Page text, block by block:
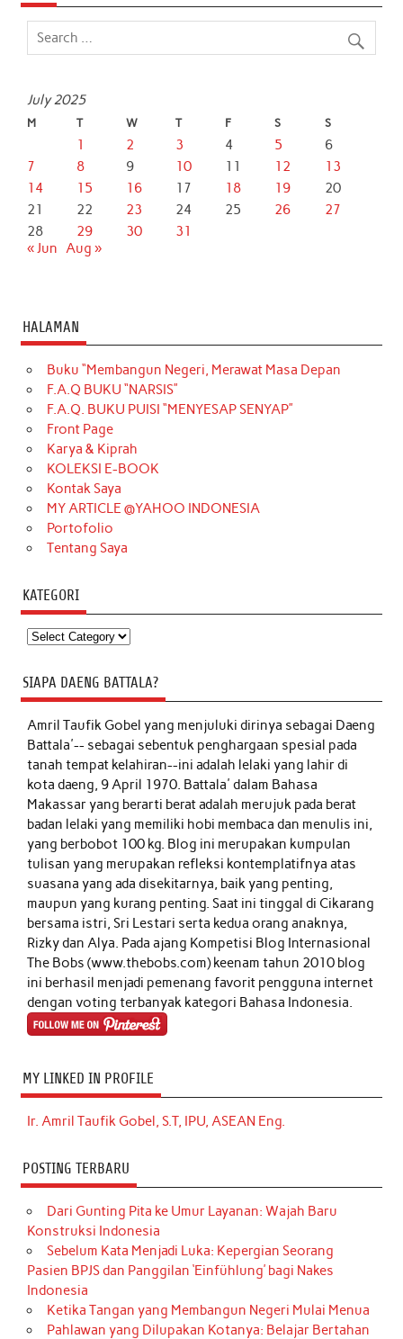
July 2025
M T W T F S S
1 2 3 4 5
6
7
8 9 10 11 12
13
14
15 16 17 18 19
20
21
22 23 24 25 26
27
28
29 30
31
« Jun
Aug »
HALAMAN
Buku “Membangun Negeri, Merawat Masa Depan
F.A.Q BUKU “NARSIS”
F.A.Q. BUKU PUISI “MENYESAP SENYAP”
Front Page
Karya & Kiprah
KOLEKSI E-BOOK
Kontak Saya
MY ARTICLE @YAHOO INDONESIA
Portofolio
Tentang Saya
KATEGORI
Kategori
SIAPA DAENG BATTALA?
Amril Taufik Gobelyang menjuluki dirinya sebagai Daeng
Battala'-- sebagai sebentuk penghargaan spesial pada
tanah tempat kelahiran--ini adalah lelaki yang lahir di
kota daeng, 9 April 1970. Battala' dalam Bahasa
Makassar yang berarti berat adalah merujuk pada berat
badan lelaki yang memiliki hobi membaca dan menulis ini,
yang berbobot 100 kg. Blog ini merupakan kumpulan
tulisan yang merupakan refleksi kontemplatifnya atas
suasana yang ada disekitarnya, baik yang penting,
maupun yang kurang penting. Saat ini tinggal di Cikarang
bersama istri, Sri Lestari serta kedua orang anaknya,
Rizky dan Alya. Pada ajang Kompetisi Blog Internasional
The Bobs (www.thebobs.com) keenam tahun 2010 blog
ini berhasil menjadi pemenang favorit pengguna internet
dengan voting terbanyak kategori Bahasa Indonesia.
MY LINKED IN PROFILE
Ir. Amril Taufik Gobel, S.T, IPU, ASEAN Eng.
POSTING TERBARU
Dari Gunting Pita ke Umur Layanan: Wajah Baru
Konstruksi Indonesia
Sebelum Kata Menjadi Luka: Kepergian Seorang
Pasien BPJS dan Panggilan ‘Einfühlung’ bagi Nakes
Indonesia
Ketika Tangan yang Membangun Negeri Mulai Menua
Pahlawan yang Dilupakan Kotanya: Belajar Bertahan